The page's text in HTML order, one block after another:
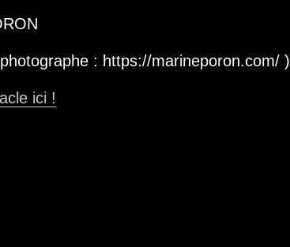
: https://marineporon.com/ )
ici !